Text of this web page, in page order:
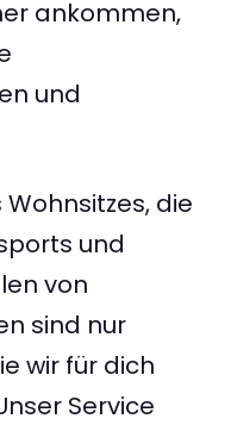
ankommen,
und
die
und
von
sind nur
wir für dich
Service